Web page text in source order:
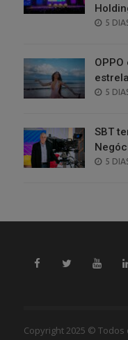
5
5
SBT
5
Copyright 2025 ©